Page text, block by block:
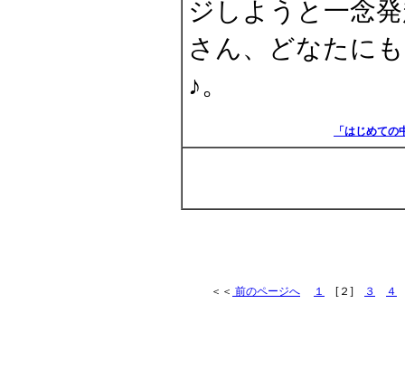
ジしようと一念
さん、どなたに
♪。
「はじめて
＜＜ 前のページへ １ [２] ３ ４